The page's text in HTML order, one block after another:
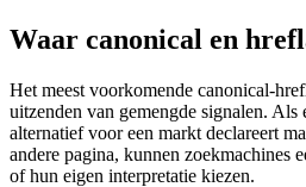
Waar canonical en
Het meest voorkomende canonical-
uitzenden van gemengde signalen. Als
alternatief voor een markt declareert
andere pagina, kunnen zoekmachines
of hun eigen interpretatie kiezen.